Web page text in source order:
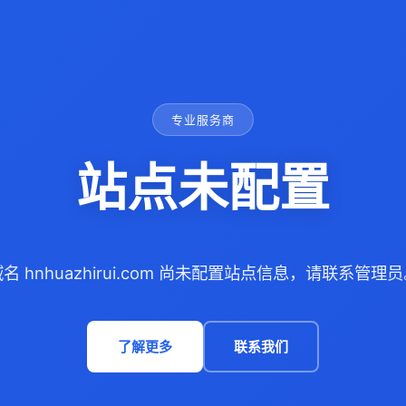
专业服务商
站点未配置
名 hnhuazhirui.com 尚未配置站点信息，请联系管理员
了解更多 联系我们